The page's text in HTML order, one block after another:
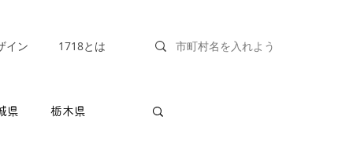
イン 1718とは
県 栃木県